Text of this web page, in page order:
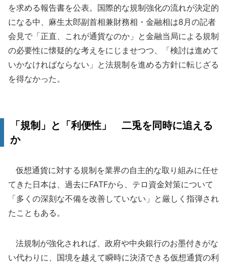
を求める報告書を公表。国際的な規制強化の流れが決定的
になる中、麻生太郎副首相兼財務相・金融相は8月の記者
会見で「正直、これが通貨なのか」と金融当局による規制
の必要性に懐疑的な考えをにじませつつ、「検討は進めて
いかなければならない」と法規制を進める方針に転じざる
を得なかった。
「規制」と「利便性」 二兎を同時に追える
か
仮想通貨に対する規制を業界の自主的な取り組みに任せ
てきた日本は、過去にFATFから、テロ資金対策について
「多くの深刻な不備を改善していない」と厳しく指弾され
たこともある。
法規制が強化されれば、政府や中央銀行のお墨付きがな
い代わりに、国境を越えて瞬時に決済できる仮想通貨の利